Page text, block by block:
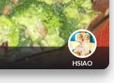
HSIAO